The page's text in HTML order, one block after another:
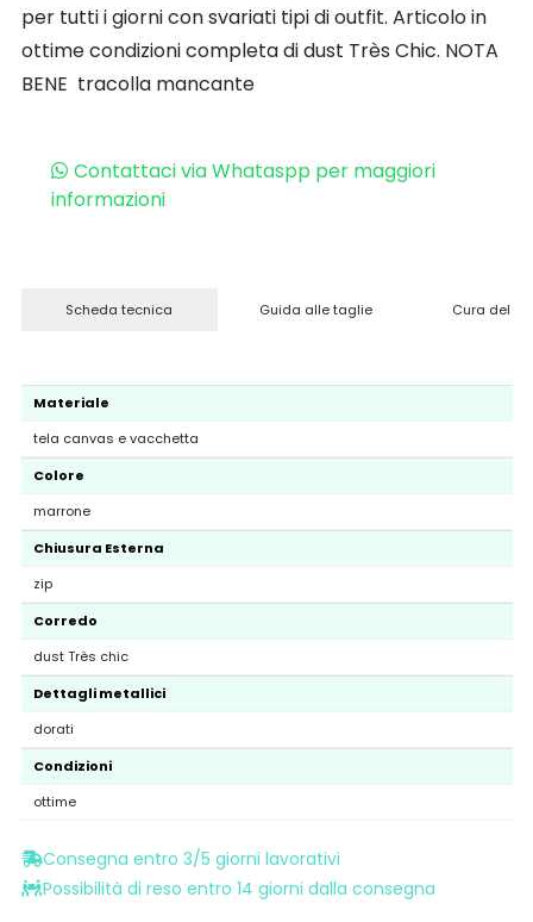
per tutti i giorni con svariati tipi di outfit. Articolo in
ottime condizioni completa di dust Très Chic. NOTA
BENE tracolla mancante
Contattaci via Whataspp per maggiori
informazioni
Scheda tecnica Guida alle taglie Cura del
Materiale
tela canvas e vacchetta
Colore
marrone
Chiusura Esterna
zip
Corredo
dust Très chic
Dettagli metallici
dorati
Condizioni
ottime
Consegna entro 3/5 giorni lavorativi
Possibilità di reso entro 14 giorni dalla consegna